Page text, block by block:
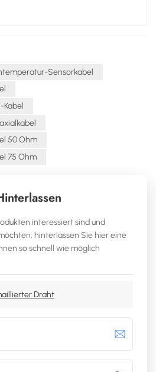
Sensorkabel
Kabel
50 Ohm
75 Ohm
interessiert sind und
hinterlassen Sie hier eine
so schnell wie möglich
Draht